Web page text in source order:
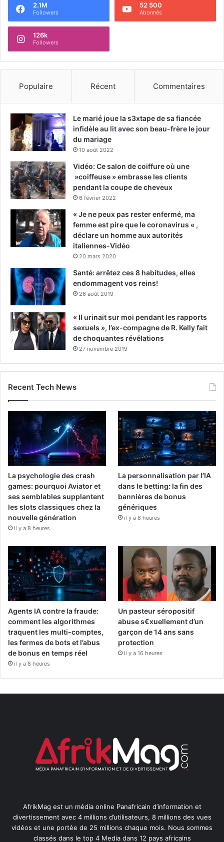
2.1M
Followers
52 500
Abonnés
126k
Followers
Populaire Récent Commentaires
Le marié joue la s3xtape de sa fiancée
infidèle au lit avec son beau-frère le jour
du mariage
10 août 2022
Vidéo: Ce salon de coiffure où une
»coiffeuse » embrasse les clients
pendant la coupe de cheveux
6 février 2022
« Je ne peux pas rester enfermé, ma
femme est pire que le coronavirus « ,
déclare un homme aux autorités
italiennes-Vidéo
20 mars 2020
Santé: arrêtez ces 8 habitudes, elles
endommagent vos reins!
26 août 2019
« Il urinait sur moi pendant les rapports
sexuels », l’ex-compagne de R. Kelly fait
de choquantes révélations
27 novembre 2019
Recent Tech News
La psychologie des crash
games: pourquoi Aviator et
ses semblables supplantent
les slots classiques chez la
nouvelle génération
il y a 8 heures
La personnalisation par l’IA
dans le betting: la fin des
bannières de bonus
génériques
il y a 8 heures
Agents IA contre la fraude:
comment les algorithmes
traquent les multi-comptes,
les fermes de bots et l’abus
de bonus en temps réel
il y a 8 heures
Un pasteur séropositif
abuse s€xuellement d’un
garçon de 14 ans sans
protection
il y a 16 heures
AfrikMag est un média online Panafricain d’information et
divertissement avec 4 millions d’utilisateurs, 8 millions des vues
vidéos et une portée de 25 millions chaque mois. Nous sommes
classés dans le top 4 Media dans 12 pays africains